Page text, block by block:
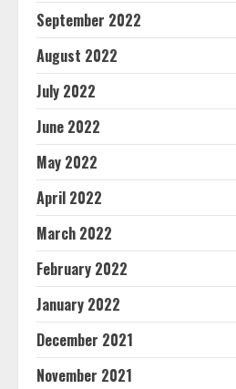
September 2022
August 2022
July 2022
June 2022
May 2022
April 2022
March 2022
February 2022
January 2022
December 2021
November 2021